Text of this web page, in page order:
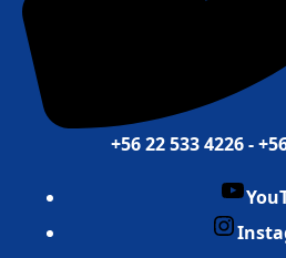
+56 22 533 4226 -